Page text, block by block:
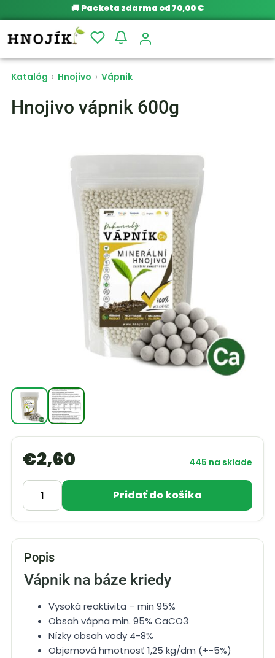
🚚 Packeta zdarma od 70,00 €
Katalóg › Hnojivo › Vápnik
Hnojivo vápnik 600g
€2,60 445 na sklade
Pridať do košíka
Popis
Vápnik na báze kriedy
Vysoká reaktivita – min 95%
Obsah vápna min. 95% CaCO3
Nízky obsah vody 4-8%
Objemová hmotnosť 1,25 kg/dm (+-5%)